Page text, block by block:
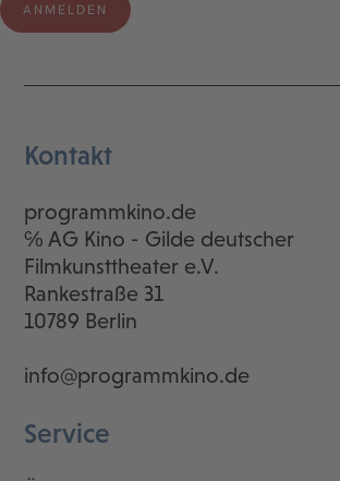
Kontakt
programmkino.de
℅ AG Kino - Gilde deutscher
Filmkunsttheater e.V.
Rankestraße 31
10789 Berlin
info@programmkino.de
Service